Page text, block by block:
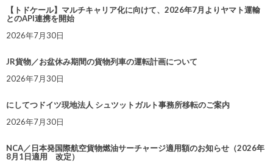
【トドケール】マルチキャリア化に向けて、2026年7月よりヤマト運輸
とのAPI連携を開始
2026年7月30日
JR貨物／お盆休み期間の貨物列車の運転計画について
2026年7月30日
にしてつドイツ現地法人 シュツットガルト事務所移転のご案内
2026年7月30日
NCA／日本発国際航空貨物燃油サーチャージ適用額のお知らせ（2026年
8月1日適用 改定）